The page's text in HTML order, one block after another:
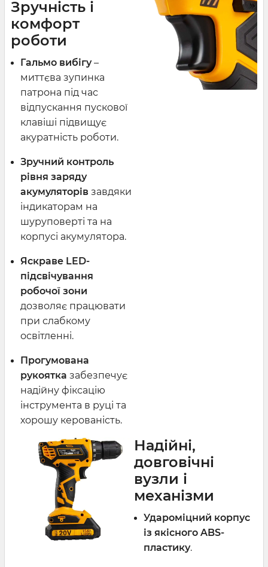
Зручність і
комфорт
роботи
Гальмо вибігу–
миттєва зупинка
патрона під час
відпускання пускової
клавіші підвищує
акуратність роботи.
Зручний контроль
рівня заряду
акумуляторів завдяки
індикаторам на
шуруповерті та на
корпусі акумулятора.
Яскраве LED-
підсвічування
робочої зони
дозволяє працювати
при слабкому
освітленні.
Прогумована
рукоятка забезпечує
надійну фіксацію
інструмента в руці та
хорошу керованість.
Надійні,
довговічні
вузли і
механізми
Удароміцний корпус
із якісного ABS-
пластику.